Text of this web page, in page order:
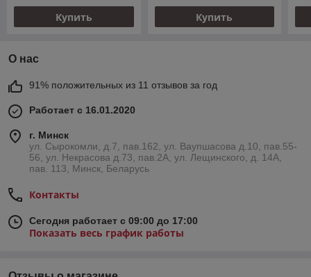
Купить Купить
О нас
91% положительных из 11 отзывов за год
Работает с 16.01.2020
г. Минск
ул. Сырокомли, д.7, пав.162, ул. Ваупшасова д.10, пав.55-
56, ул. Некрасова д.73, пав.2А, ул. Лещинского, д. 14А,
пав. 113, Минск, Беларусь
Контакты
Сегодня работает с 09:00 до 17:00
Показать весь график работы